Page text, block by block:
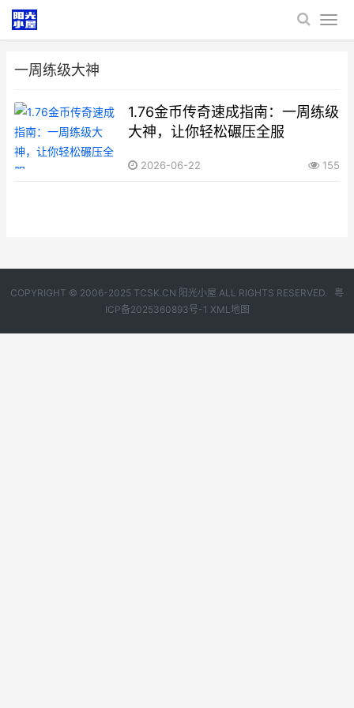
一周练级大神
1.76金币传奇速成指南：一周练级
大神，让你轻松碾压全服
2026-06-22 155
COPYRIGHT © 2006-2025 TCSK.CN 阳光小屋 ALL RIGHTS RESERVED. 粤
ICP备2025360893号-1 XML地图